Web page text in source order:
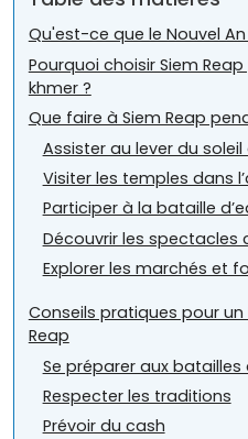
Qu'est-ce que le Nouvel
Pourquoi choisir Siem
khmer ?
Que faire à Siem Reap
Assister au lever du
Visiter les temples dans
Participer à la bataille
Découvrir les spectacles
Explorer les marchés et
Conseils pratiques pour un
Reap
Se préparer aux batailles
Respecter les traditions
Prévoir du cash